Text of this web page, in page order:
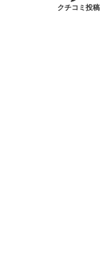
クチコミ投稿